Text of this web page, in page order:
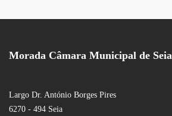
Morada Câmara Municipal de Seia
Largo Dr. António Borges Pires
6270 - 494 Seia